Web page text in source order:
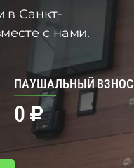
в Санкт-
с нами.
ПАУШАЛЬНЫЙ ВЗНОС
0